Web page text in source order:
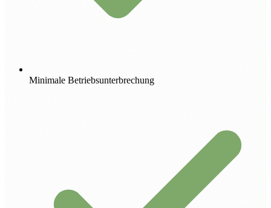
Minimale Betriebsunterbrechung